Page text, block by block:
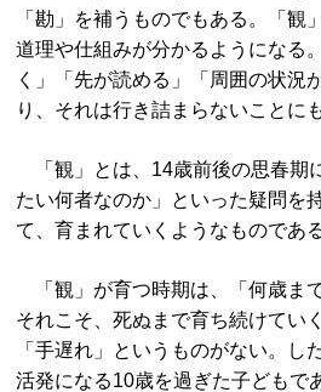
「勘」を補うものでもある。「観
道理や仕組みが分かるようになる
く」「先が読める」「周囲の状況
り、それは行き詰まらないことに
「観」とは、14歳前後の思春期
たい何者なのか」といった疑問を
て、育まれていくようなものである
「観」が育つ時期は、「何歳ま
それこそ、死ぬまで育ち続けてい
「手遅れ」というものがない。し
活発になる10歳を過ぎた子どもで